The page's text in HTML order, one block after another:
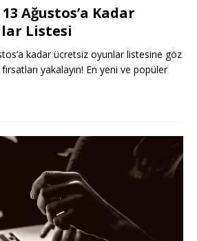
Ağustos’a Kadar
Listesi
kadar ücretsiz oyunlar listesine göz
yakalayın! En yeni ve popüler